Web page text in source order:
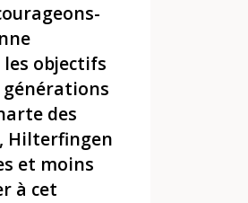
objectifs
des
Hilterfingen
et moins
à cet